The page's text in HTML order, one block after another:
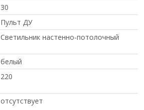
30
Пульт ДУ
Светильник настенно-потолочный
белый
220
отсутствует